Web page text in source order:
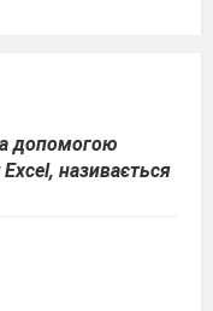
допомогою
називається